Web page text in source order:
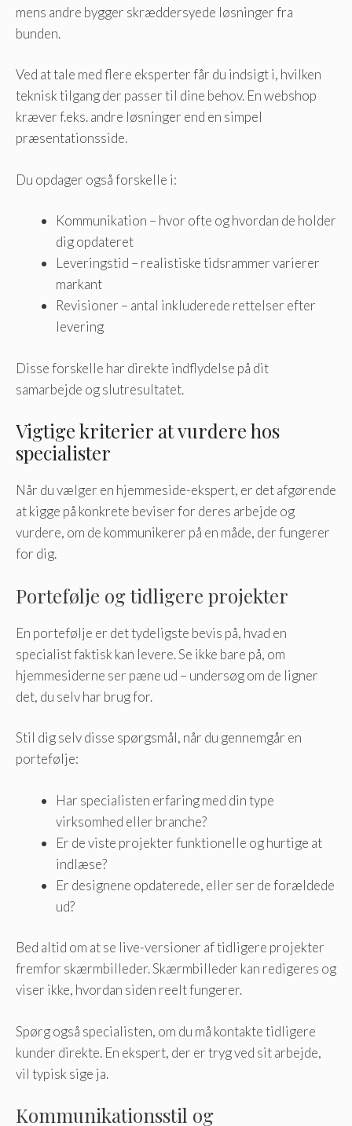
mens andre bygger skræddersyede løsninger fra
bunden.
Ved at tale med flere eksperter får du indsigt i, hvilken
teknisk tilgang der passer til dine behov. En webshop
kræver f.eks. andre løsninger end en simpel
præsentationsside.
Du opdager også forskelle i:
Kommunikation – hvor ofte og hvordan de holder
dig opdateret
Leveringstid – realistiske tidsrammer varierer
markant
Revisioner – antal inkluderede rettelser efter
levering
Disse forskelle har direkte indflydelse på dit
samarbejde og slutresultatet.
Vigtige kriterier at vurdere hos
specialister
Når du vælger en hjemmeside-ekspert, er det afgørende
at kigge på konkrete beviser for deres arbejde og
vurdere, om de kommunikerer på en måde, der fungerer
for dig.
Portefølje og tidligere projekter
En portefølje er det tydeligste bevis på, hvad en
specialist faktisk kan levere. Se ikke bare på, om
hjemmesiderne ser pæne ud – undersøg om de ligner
det, du selv har brug for.
Stil dig selv disse spørgsmål, når du gennemgår en
portefølje:
Har specialisten erfaring med din type
virksomhed eller branche?
Er de viste projekter funktionelle og hurtige at
indlæse?
Er designene opdaterede, eller ser de forældede
ud?
Bed altid om at se live-versioner af tidligere projekter
fremfor skærmbilleder. Skærmbilleder kan redigeres og
viser ikke, hvordan siden reelt fungerer.
Spørg også specialisten, om du må kontakte tidligere
kunder direkte. En ekspert, der er tryg ved sit arbejde,
vil typisk sige ja.
Kommunikationsstil og